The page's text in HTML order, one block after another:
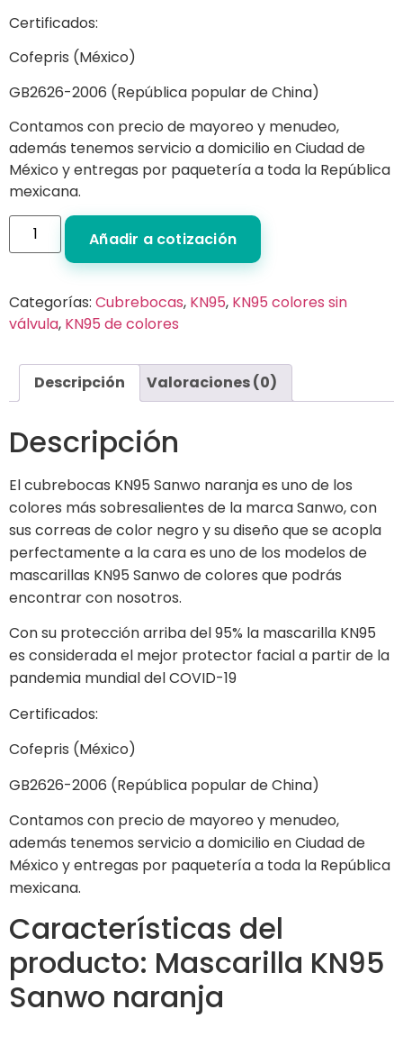
Certificados:
Cofepris (México)
GB2626-2006 (República popular de China)
Contamos con precio de mayoreo y menudeo,
además tenemos servicio a domicilio en Ciudad de
México y entregas por paquetería a toda la República
mexicana.
Añadir a cotización
Categorías: Cubrebocas, KN95, KN95 colores sin
válvula, KN95 de colores
Descripción Valoraciones (0)
Descripción
El cubrebocas KN95 Sanwo naranja es uno de los
colores más sobresalientes de la marca Sanwo, con
sus correas de color negro y su diseño que se acopla
perfectamente a la cara es uno de los modelos de
mascarillas KN95 Sanwo de colores que podrás
encontrar con nosotros.
Con su protección arriba del 95% la mascarilla KN95
es considerada el mejor protector facial a partir de la
pandemia mundial del COVID-19
Certificados:
Cofepris (México)
GB2626-2006 (República popular de China)
Contamos con precio de mayoreo y menudeo,
además tenemos servicio a domicilio en Ciudad de
México y entregas por paquetería a toda la República
mexicana.
Características del
producto: Mascarilla KN95
Sanwo naranja